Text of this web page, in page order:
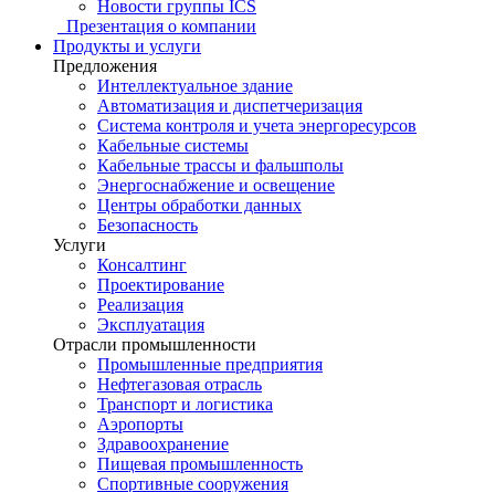
Новости группы ICS
Презентация о компании
Продукты и услуги
Предложения
Интеллектуальное здание
Автоматизация и диспетчеризация
Система контроля и учета энергоресурсов
Кабельные системы
Кабельные трассы и фальшполы
Энергоснабжение и освещение
Центры обработки данных
Безопасность
Услуги
Консалтинг
Проектирование
Реализация
Эксплуатация
Отрасли промышленности
Промышленные предприятия
Нефтегазовая отрасль
Транспорт и логистика
Аэропорты
Здравоохранение
Пищевая промышленность
Спортивные сооружения